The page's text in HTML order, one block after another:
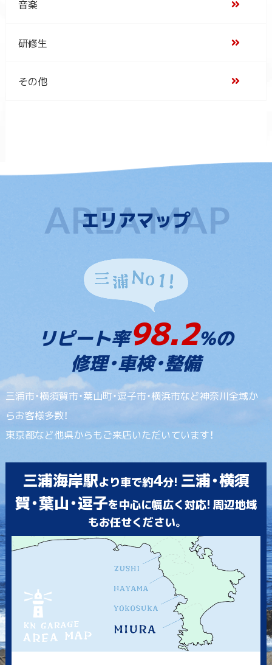
音楽
研修生
その他
エリアマップ
リピート率98.2%の
修理・車検・整備
三浦市・横須賀市・葉山町・逗子市・横浜市など神奈川全域か
らお客様多数！
東京都など他県からもご来店いただいています！
三浦海岸駅より車で約4分! 三浦・横須
賀・葉山・逗子を中心に幅広く対応! 周辺地域
もお任せください。